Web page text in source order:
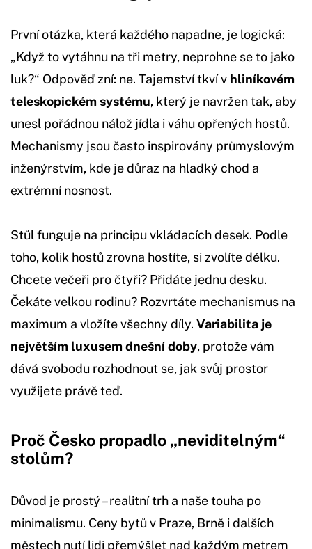
První otázka, která každého napadne, je logická:
„Když to vytáhnu na tři metry, neprohne se to jako
luk?“ Odpověď zní: ne. Tajemství tkví v hliníkovém
teleskopickém systému, který je navržen tak, aby
unesl pořádnou nálož jídla i váhu opřených hostů.
Mechanismy jsou často inspirovány průmyslovým
inženýrstvím, kde je důraz na hladký chod a
extrémní nosnost.
Stůl funguje na principu vkládacích desek. Podle
toho, kolik hostů zrovna hostíte, si zvolíte délku.
Chcete večeři pro čtyři? Přidáte jednu desku.
Čekáte velkou rodinu? Rozvrtáte mechanismus na
maximum a vložíte všechny díly. Variabilita je
největším luxusem dnešní doby, protože vám
dává svobodu rozhodnout se, jak svůj prostor
využijete právě teď.
Proč Česko propadlo „neviditelným“
stolům?
Důvod je prostý – realitní trh a naše touha po
minimalismu. Ceny bytů v Praze, Brně i dalších
městech nutí lidi přemýšlet nad každým metrem